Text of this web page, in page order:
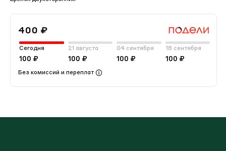
400 ₽
Сегодня
100 ₽
21 августа
100 ₽
04 сентября
100 ₽
18 сентября
100 ₽
Без комиссий и переплат